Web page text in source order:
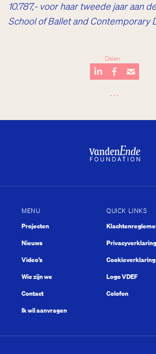
10.787,- voor haar tweede jaar aan
School of Ballet and Contemporary
Delen
…
Plein
MENU
Projecten
Nieuws
Video’s
Wie zijn we
Contact
Ik wil aanvragen
QUICK LINKS
Privacyverklaring
Cookieverklaring
Logo VDEF
Colofon